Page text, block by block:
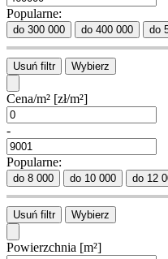
Popularne:
do 300 000 do 400 000 do
Usuń filtr Wybierz
Cena/m² [zł/m²]
-
Popularne:
do 8 000 do 10 000 do 12
Usuń filtr Wybierz
Powierzchnia [m²]